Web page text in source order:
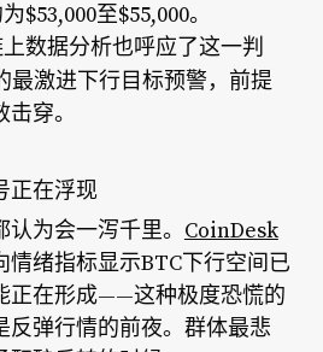
至$55,000。
数据分析也呼应了这一判
激进下行目标预警，前提
穿。
正在浮现
为会一泻千里。 CoinDesk
情绪指标显示BTC下行空间已
正在形成——这种极度恐慌的
反弹行情的前夜。群体最悲